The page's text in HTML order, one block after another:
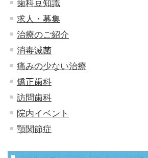
歯科豆知識
求人・募集
治療のご紹介
消毒滅菌
痛みの少ない治療
矯正歯科
訪問歯科
院内イベント
顎関節症